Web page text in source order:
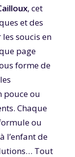
, cet
et des
soucis en
page
forme de
pouce ou
Chaque
ou
l’enfant de
Tout